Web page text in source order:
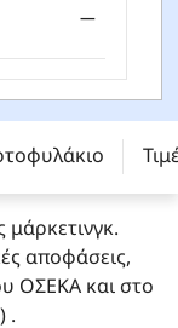
—
EUR ACC -
μάρκετινγκ.
αποφάσεις,
ΟΣΕΚΑ και στο
.